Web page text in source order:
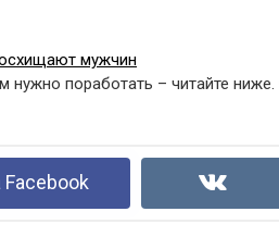
мужчин
нужно поработать – читайте